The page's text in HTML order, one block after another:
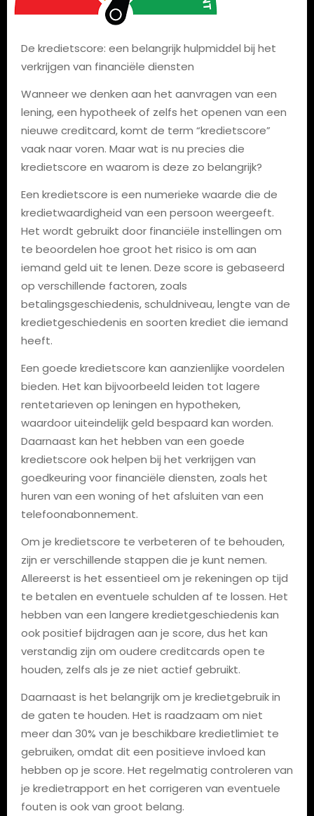
De kredietscore: een belangrijk hulpmiddel bij het
verkrijgen van financiële diensten
Wanneer we denken aan het aanvragen van een
lening, een hypotheek of zelfs het openen van een
nieuwe creditcard, komt de term “kredietscore”
vaak naar voren. Maar wat is nu precies die
kredietscore en waarom is deze zo belangrijk?
Een kredietscore is een numerieke waarde die de
kredietwaardigheid van een persoon weergeeft.
Het wordt gebruikt door financiële instellingen om
te beoordelen hoe groot het risico is om aan
iemand geld uit te lenen. Deze score is gebaseerd
op verschillende factoren, zoals
betalingsgeschiedenis, schuldniveau, lengte van de
kredietgeschiedenis en soorten krediet die iemand
heeft.
Een goede kredietscore kan aanzienlijke voordelen
bieden. Het kan bijvoorbeeld leiden tot lagere
rentetarieven op leningen en hypotheken,
waardoor uiteindelijk geld bespaard kan worden.
Daarnaast kan het hebben van een goede
kredietscore ook helpen bij het verkrijgen van
goedkeuring voor financiële diensten, zoals het
huren van een woning of het afsluiten van een
telefoonabonnement.
Om je kredietscore te verbeteren of te behouden,
zijn er verschillende stappen die je kunt nemen.
Allereerst is het essentieel om je rekeningen op tijd
te betalen en eventuele schulden af ​​te lossen. Het
hebben van een langere kredietgeschiedenis kan
ook positief bijdragen aan je score, dus het kan
verstandig zijn om oudere creditcards open te
houden, zelfs als je ze niet actief gebruikt.
Daarnaast is het belangrijk om je kredietgebruik in
de gaten te houden. Het is raadzaam om niet
meer dan 30% van je beschikbare kredietlimiet te
gebruiken, omdat dit een positieve invloed kan
hebben op je score. Het regelmatig controleren van
je kredietrapport en het corrigeren van eventuele
fouten is ook van groot belang.